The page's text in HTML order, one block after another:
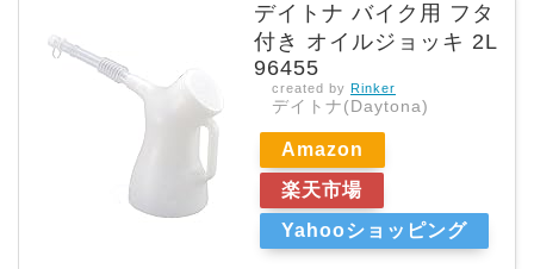
デイトナ バイク用 フタ
付き オイルジョッキ 2L
96455
created by Rinker
デイトナ(Daytona)
Amazon
楽天市場
Yahooショッピング